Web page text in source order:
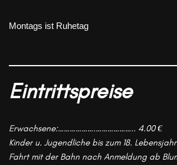
Montags ist Ruhetag
Eintrittspreise
Erwachsene:……………….……………….. 4.00 €
Kinder u. Jugendliche bis zum 18.
Fahrt mit der Bahn nach Anmeldung ab